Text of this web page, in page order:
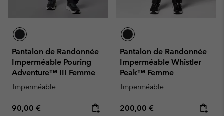
Pantalon de Randonnée
Imperméable Pouring
Adventure™ III Femme
Imperméable
Regular price:
90,00 €
Pantalon de Randonnée
Imperméable Whistler
Peak™ Femme
Imperméable
Regular price:
200,00 €